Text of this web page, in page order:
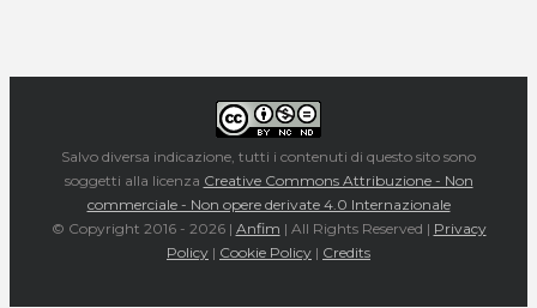
Salvo diversa indicazione, tutti i contenuti di questo sito sono
soggetti alla licenza Creative Commons Attribuzione - Non
commerciale - Non opere derivate 4.0 Internazionale
© Copyright 2016 - 2026 | Anfim | All Rights Reserved | Privacy
Policy | Cookie Policy | Credits